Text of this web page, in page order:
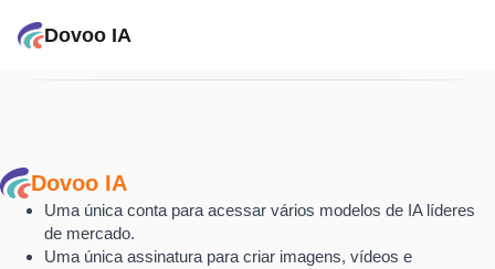
Dovoo IA
Dovoo IA
Uma única conta para acessar vários modelos de IA líderes
de mercado.
Uma única assinatura para criar imagens, vídeos e